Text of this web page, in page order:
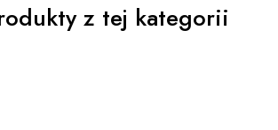
z tej kategorii